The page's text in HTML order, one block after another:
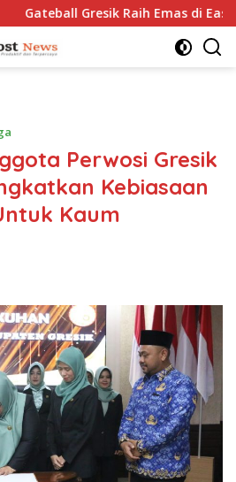
Gresik Raih Emas di East Java
Perwosi Gresik
Kebiasaan
Kaum